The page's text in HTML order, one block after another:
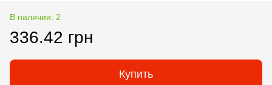
В наличии: 2
336.42 грн
Купить